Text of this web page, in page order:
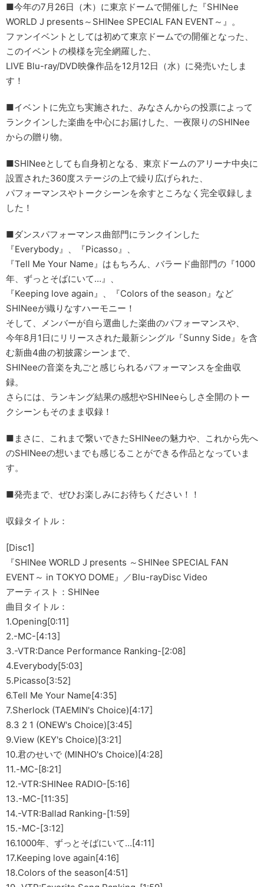
■今年の7月26日（木）に東京ドームで開催した『SHINee
WORLD J presents～SHINee SPECIAL FAN EVENT～』。
ファンイベントとしては初めて東京ドームでの開催となった、
このイベントの模様を完全網羅した、
LIVE Blu-ray/DVD映像作品を12月12日（水）に発売いたしま
す！
■イベントに先立ち実施された、みなさんからの投票によって
ランクインした楽曲を中心にお届けした、一夜限りのSHINee
からの贈り物。
■SHINeeとしても自身初となる、東京ドームのアリーナ中央に
設置された360度ステージの上で繰り広げられた、
パフォーマンスやトークシーンを余すところなく完全収録しま
した！
■ダンスパフォーマンス曲部門にランクインした
『Everybody』、『Picasso』、
『Tell Me Your Name』はもちろん、バラード曲部門の『1000
年、ずっとそばにいて…』、
『Keeping love again』、『Colors of the season』など
SHINeeが織りなすハーモニー！
そして、メンバーが自ら選曲した楽曲のパフォーマンスや、
今年8月1日にリリースされた最新シングル『Sunny Side』を含
む新曲4曲の初披露シーンまで、
SHINeeの音楽を丸ごと感じられるパフォーマンスを全曲収
録。
さらには、ランキング結果の感想やSHINeeらしさ全開のトー
クシーンもそのまま収録！
■まさに、これまで繋いできたSHINeeの魅力や、これから先へ
のSHINeeの想いまでも感じることができる作品となっていま
す。
■発売まで、ぜひお楽しみにお待ちください！！
収録タイトル：
[Disc1]
『SHINee WORLD J presents ～SHINee SPECIAL FAN
EVENT～ in TOKYO DOME』／Blu-rayDisc Video
アーティスト：SHINee
曲目タイトル：
1.Opening[0:11]
2.-MC-[4:13]
3.-VTR:Dance Performance Ranking-[2:08]
4.Everybody[5:03]
5.Picasso[3:52]
6.Tell Me Your Name[4:35]
7.Sherlock (TAEMIN's Choice)[4:17]
8.3 2 1 (ONEW's Choice)[3:45]
9.View (KEY's Choice)[3:21]
10.君のせいで (MINHO's Choice)[4:28]
11.-MC-[8:21]
12.-VTR:SHINee RADIO-[5:16]
13.-MC-[11:35]
14.-VTR:Ballad Ranking-[1:59]
15.-MC-[3:12]
16.1000年、ずっとそばにいて…[4:11]
17.Keeping love again[4:16]
18.Colors of the season[4:51]